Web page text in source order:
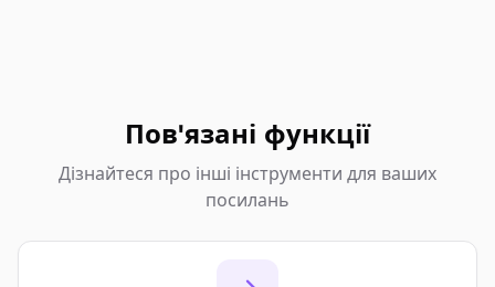
Пов'язані функції
Дізнайтеся про інші інструменти для ваших
посилань